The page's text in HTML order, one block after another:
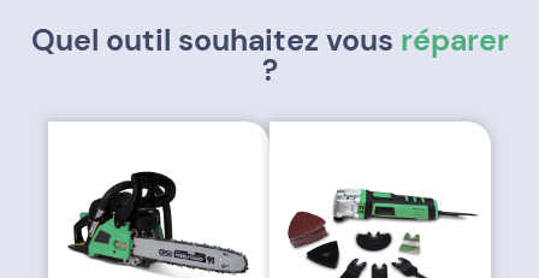
Quel outil souhaitez vous réparer
?